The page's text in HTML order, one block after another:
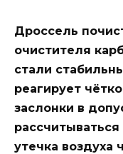
Дроссель
очистителя
стали
реагирует
заслонки в
утечка воздуха